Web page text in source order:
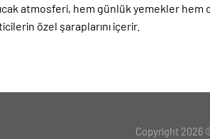
atmosferi, hem günlük yemekler
özel şaraplarını içerir.
Copyright 2026